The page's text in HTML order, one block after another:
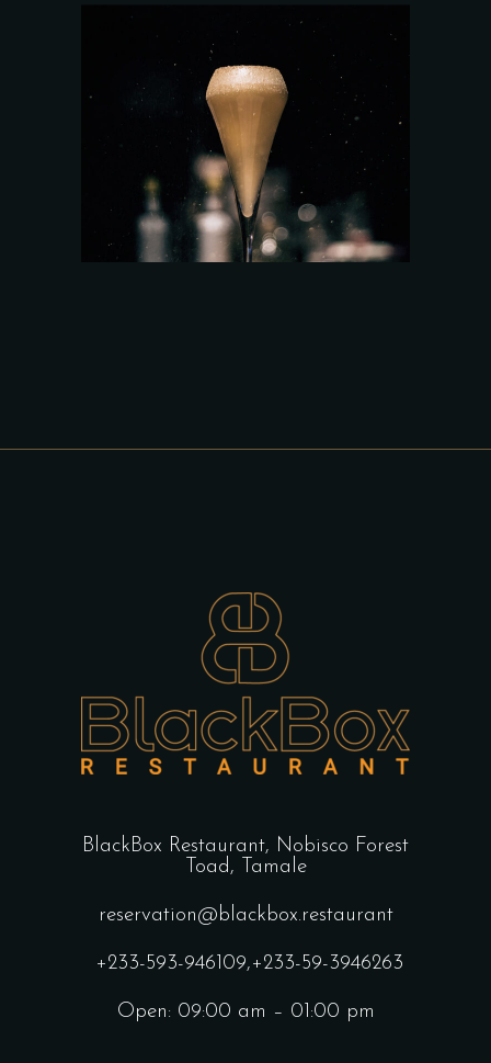
BlackBox Restaurant, Nobisco Forest
Toad, Tamale
reservation@blackbox.restaurant
+233-593-946109,+233-59-3946263
Open: 09:00 am – 01:00 pm